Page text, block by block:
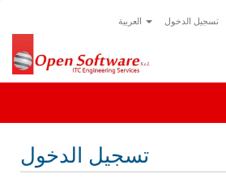
تسجيل الدخول
تسجيل الدخول